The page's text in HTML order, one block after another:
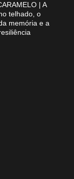
| A
telhado, o
memória e a